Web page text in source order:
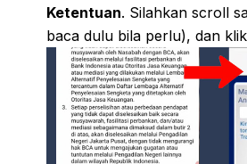
Ketentuan. Silahkan scroll
baca dulu bila perlu), dan